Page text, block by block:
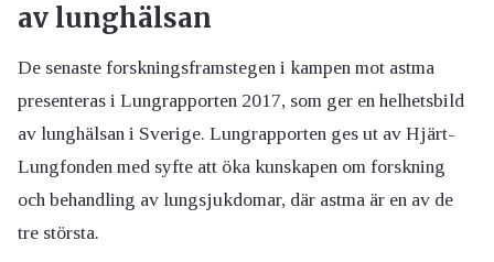
av lunghälsan
De senaste forskningsframstegen i kampen mot astma
presenteras i Lungrapporten 2017, som ger en helhetsbild
av lunghälsan i Sverige. Lungrapporten ges ut av Hjärt-
Lungfonden med syfte att öka kunskapen om forskning
och behandling av lungsjukdomar, där astma är en av de
tre största.